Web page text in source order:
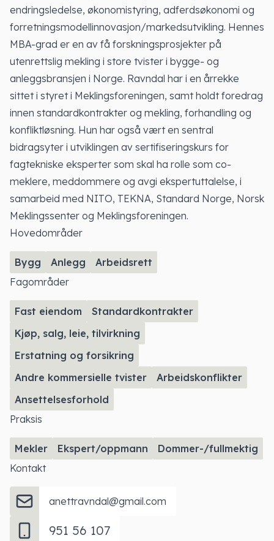
endringsledelse, økonomistyring, adferdsøkonomi og
forretningsmodellinnovasjon/markedsutvikling. Hennes
MBA-grad er en av få forskningsprosjekter på
utenrettslig mekling i store tvister i bygge- og
anleggsbransjen i Norge. Ravndal har i en årrekke
sittet i styret i Meklingsforeningen, samt holdt foredrag
innen standardkontrakter og mekling, forhandling og
konfliktløsning. Hun har også vært en sentral
bidragsyter i utviklingen av sertifiseringskurs for
fagtekniske eksperter som skal ha rolle som co-
meklere, meddommere og avgi ekspertuttalelse, i
samarbeid med NITO, TEKNA, Standard Norge, Norsk
Meklingssenter og Meklingsforeningen.
Hovedområder
Bygg Anlegg
Arbeidsrett
Fagområder
Fast eiendom
Standardkontrakter
Kjøp, salg, leie, tilvirkning
Erstatning og forsikring
Andre kommersielle tvister
Arbeidskonflikter
Ansettelsesforhold
Praksis
Mekler Ekspert/oppmann
Dommer-/fullmektig
Kontakt
anettravndal@gmail.com
951 56 107